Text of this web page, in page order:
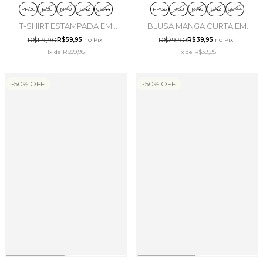
PP/36 P/38 M/40 G/42 GG/44
T-SHIRT ESTAMPADA EM
TRICOT FLAMÊ BRANCO -
DOCE TRAMA
R$119,90R$59,95 no Pix
1x de R$59,95
PP/36 P/38 M/40 G/42 GG/44
BLUSA MANGA CURTA EM
MALHA DE ALGODÃO
PRETO - DOCE TRAMA
R$79,90R$39,95 no Pix
1xde R$39,95
-50% OFF -50% OFF